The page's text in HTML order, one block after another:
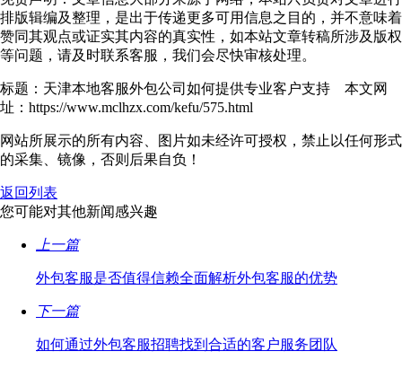
排版辑编及整理，是出于传递更多可用信息之目的，并不意味着
赞同其观点或证实其内容的真实性，如本站文章转稿所涉及版权
等问题，请及时联系客服，我们会尽快审核处理。
标题：天津本地客服外包公司如何提供专业客户支持 本文网
址：https://www.mclhzx.com/kefu/575.html
网站所展示的所有内容、图片如未经许可授权，禁止以任何形式
的采集、镜像，否则后果自负！
返回列表
您可能对其他新闻感兴趣
上一篇
外包客服是否值得信赖全面解析外包客服的优势
下一篇
如何通过外包客服招聘找到合适的客户服务团队